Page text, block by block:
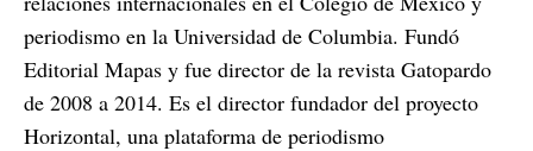
periodismo en la Universidad de Columbia. Fundó
Editorial Mapas y fue director de la revista Gatopardo
de 2008 a 2014. Es el director fundador del proyecto
Horizontal, una plataforma de periodismo